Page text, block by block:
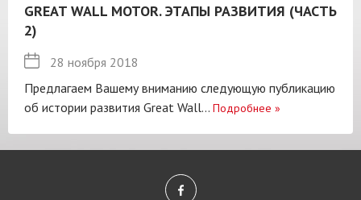
GREAT WALL MOTOR. ЭТАПЫ РАЗВИТИЯ (ЧАСТЬ
2)
28 ноября 2018
Предлагаем Вашему вниманию следующую публикацию
об истории развития Great Wall... Подробнее »